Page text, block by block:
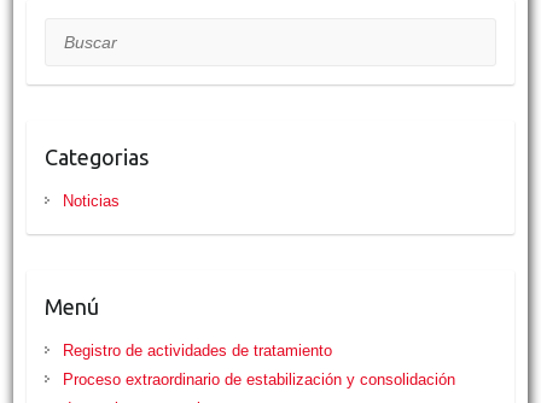
o
r
r
Buscar
Categorias
Noticias
Menú
Registro de actividades de tratamiento
Proceso extraordinario de estabilización y consolidación